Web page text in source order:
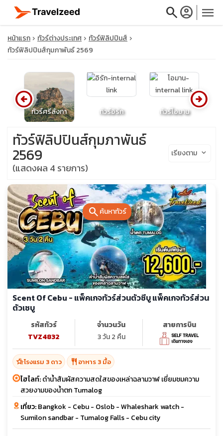
searchaccount_circle menu
close
travel_explore
calendar_month
หน้าแรก ทัวร์ต่างประเทศ
ทัวร์ฟิลิปปินส์
ทัวร์ฟิลิปปินส์กุมภาพันธ์ 2569
ทัวร์ศรีลังกา ทัวร์อิรัก ทัวร์โอมาน
arrow_circle_left arrow_circle_right
searchค้นหาทัวร์
ทัวร์ฟิลิปปินส์กุมภาพันธ์
2569
(แสดงผล 4 รายการ)
เรียงตาม keyboard_arrow_down
Scent Of Cebu - แพ็คเกจทัวร์ส่วนตัวซีบู แพ็คเกจทัวร์ส่วน
ตัวเซบู
รหัสทัวร์
TVZ4832
จำนวนวัน
3 วัน 2 คืน
สายการบิน
hotel_classโรงแรม 3 ดาว restaurant อาหาร 3 มื้อ
ไฮไลท์:ดำน้ำสัมผัสความสดใสของเหล่าฉลามวาฬ เยี่ยมชมความ
สวยงามของนํ้าตก Tumalog
เที่ยว:Bangkok - Cebu - Oslob - Whaleshark watch -
Sumilon sandbar - Tumalog Falls - Cebu city